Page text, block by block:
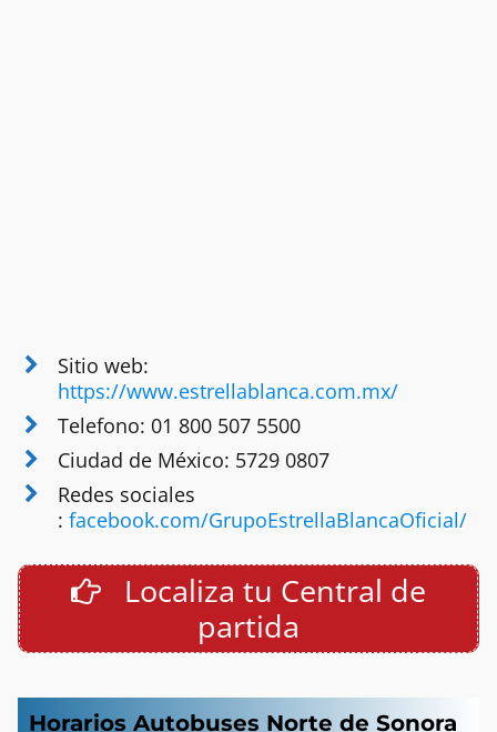
Sitio web:
https://www.estrellablanca.com.mx/
Telefono: 01 800 507 5500
Ciudad de México: 5729 0807
Redes sociales
: facebook.com/GrupoEstrellaBlancaOficial/
Localiza tu Central de
partida
Horarios Autobuses Norte de Sonora